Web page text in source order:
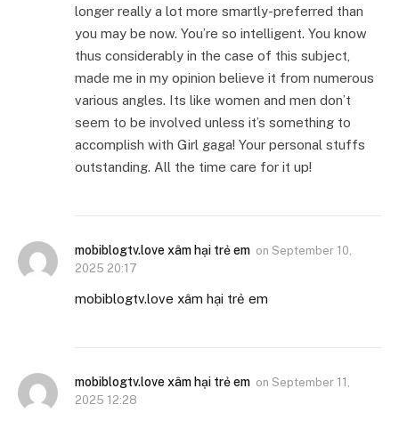
longer really a lot more smartly-preferred than
you may be now. You’re so intelligent. You know
thus considerably in the case of this subject,
made me in my opinion believe it from numerous
various angles. Its like women and men don’t
seem to be involved unless it’s something to
accomplish with Girl gaga! Your personal stuffs
outstanding. All the time care for it up!
mobiblogtv.love xâm hại trẻ em on September 10,
2025 20:17
mobiblogtv.love xâm hại trẻ em
mobiblogtv.love xâm hại trẻ em on September 11,
2025 12:28